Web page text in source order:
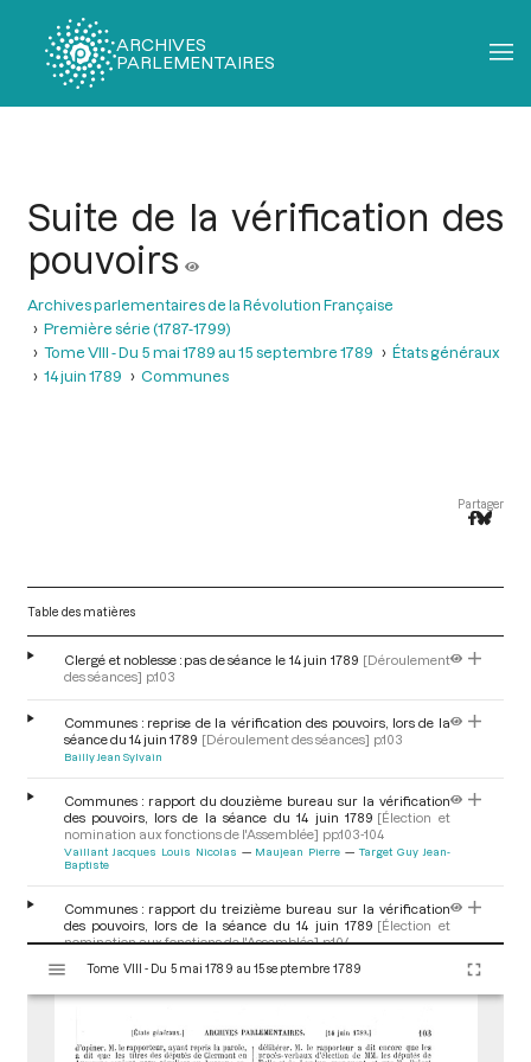
ARCHIVES
PARLEMENTAIRES
Suite de la vérification des
pouvoirs
Archives parlementaires de la Révolution Française
Première série (1787-1799)
Tome VIII - Du 5 mai 1789 au 15 septembre 1789
États généraux
14 juin 1789
Communes
Partager
Table des matières
Clergé et noblesse : pas de séance le 14 juin 1789 [Déroulement
des séances] p.103
Communes : reprise de la vérification des pouvoirs, lors de la
séance du 14 juin 1789 [Déroulement des séances] p.103
Bailly Jean Sylvain
Communes : rapport du douzième bureau sur la vérification
des pouvoirs, lors de la séance du 14 juin 1789 [Élection et
nomination aux fonctions de l'Assemblée] pp.103-104
Vaillant Jacques Louis Nicolas Maujean Pierre
Target Guy Jean-
Baptiste
Communes : rapport du treizième bureau sur la vérification
des pouvoirs, lors de la séance du 14 juin 1789 [Élection et
nomination aux fonctions de l'Assemblée] p.104
Communes : rapport du quatorzième bureau sur la
[Élection et nomination aux fonctions de
l'Assemblée] p.104
s
Tome VIII - Du 5 mai 1789 au 15 septembre 1789